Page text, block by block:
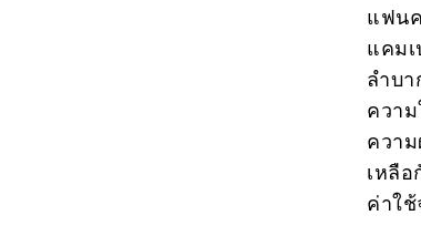
แฟน
แคม
ลำบ
ควา
ควา
เหลื
ค่าใ